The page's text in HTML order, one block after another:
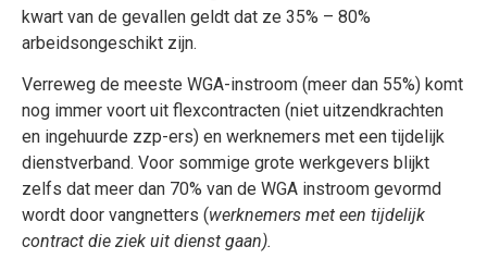
kwart van de gevallen geldt dat ze 35% – 80%
arbeidsongeschikt zijn.
Verreweg de meeste WGA-instroom (meer dan 55%) komt
nog immer voort uit flexcontracten (niet uitzendkrachten
en ingehuurde zzp-ers) en werknemers met een tijdelijk
dienstverband. Voor sommige grote werkgevers blijkt
zelfs dat meer dan 70% van de WGA instroom gevormd
wordt door vangnetters (werknemers met een tijdelijk
contract die ziek uit dienst gaan).